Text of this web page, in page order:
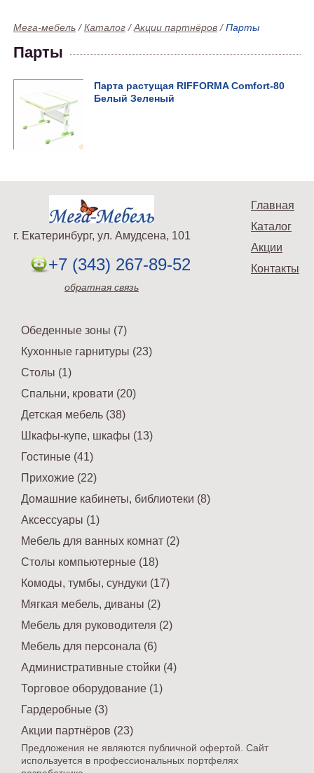
Мега-мебель /Каталог /Акции партнёров /Парты
Парты
Парта растущая RIFFORMA Comfort-80
Белый Зеленый
Главная
Каталог
Акции
Контакты
г. Екатеринбург, ул. Амудсена, 101
+7 (343) 267-89-52
обратная связь
Обеденные зоны (7)
Кухонные гарнитуры (23)
Столы (1)
Спальни, кровати (20)
Детская мебель (38)
Шкафы-купе, шкафы (13)
Гостиные (41)
Прихожие (22)
Домашние кабинеты, библиотеки (8)
Аксессуары (1)
Мебель для ванных комнат (2)
Столы компьютерные (18)
Комоды, тумбы, сундуки (17)
Мягкая мебель, диваны (2)
Мебель для руководителя (2)
Мебель для персонала (6)
Административные стойки (4)
Торговое оборудование (1)
Гардеробные (3)
Акции партнёров (23)
Предложения не являются публичной офертой. Сайт
используется в профессиональных портфелях